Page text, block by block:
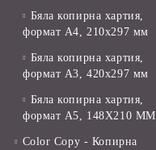
Бяла копирна хартия,
формат А4, 210x297 мм
Бяла копирна хартия,
формат А3, 420x297 мм
Бяла копирна хартия,
формат А5, 148X210 ММ
Color Copy - Копирна